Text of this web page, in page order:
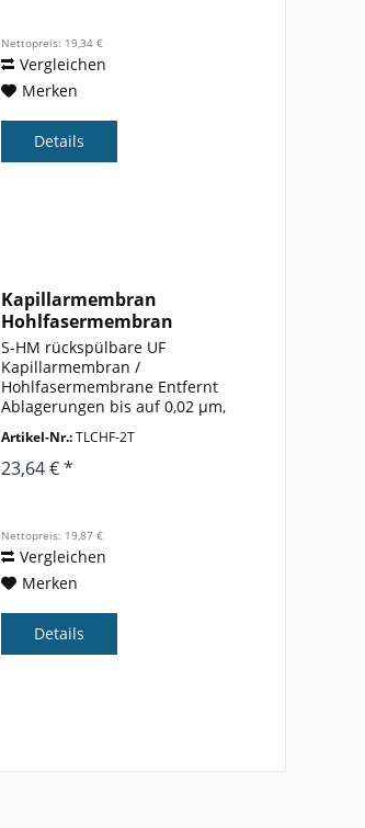
Nettopreis: 19,34 €
Vergleichen
Merken
Details
Kapillarmembran
Hohlfasermembran
Keimsperre...
S-HM rückspülbare UF
Kapillarmembran /
Hohlfasermembrane Entfernt
Ablagerungen bis auf 0,02 µm,
und Viren. Einsatz in
Osmoseanlagen Die
Artikel-Nr.:TLCHF-2T
23,64 € *
Nettopreis: 19,87 €
Vergleichen
Merken
Details